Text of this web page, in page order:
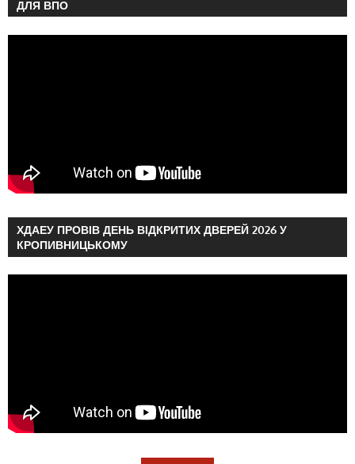
ДЛЯ ВПО
ХДАЕУ ПРОВІВ ДЕНЬ ВІДКРИТИХ ДВЕРЕЙ 2026 У
КРОПИВНИЦЬКОМУ